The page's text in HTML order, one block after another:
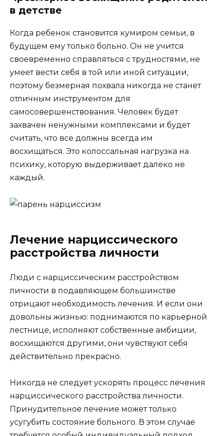
в детстве
Когда ребенок становится кумиром семьи, в
будущем ему только больно. Он не учится
своевременно справляться с трудностями, не
умеет вести себя в той или иной ситуации,
поэтому безмерная похвала никогда не станет
отличным инструментом для
самосовершенствования. Человек будет
захвачен ненужными комплексами и будет
считать, что все должны всегда им
восхищаться. Это колоссальная нагрузка на
психику, которую выдерживает далеко не
каждый.
Лечение нарциссического
расстройства личности
Люди с нарциссическим расстройством
личности в подавляющем большинстве
отрицают необходимость лечения. И если они
довольны жизнью: поднимаются по карьерной
лестнице, исполняют собственные амбиции,
восхищаются другими, они чувствуют себя
действительно прекрасно.
Никогда не следует ускорять процесс лечения
нарциссического расстройства личности.
Принудительное лечение может только
усугубить состояние больного. В этом случае